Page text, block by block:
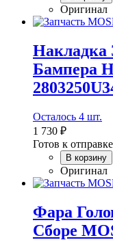
Оригинал
Накладка
Бампера
Осталось 4 шт.
1 730 ₽
Готов к
В корзину
Оригинал
Фара
Сборе